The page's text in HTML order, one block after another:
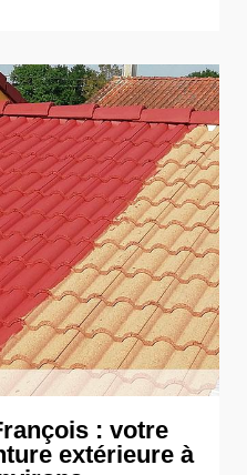
: votre
extérieure à